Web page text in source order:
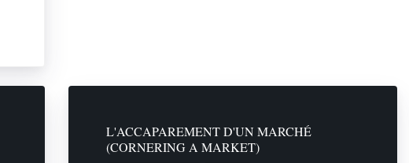
L'ACCAPAREMENT D'UN MARCHÉ
(CORNERING A MARKET)